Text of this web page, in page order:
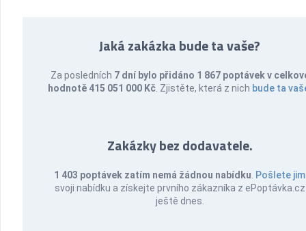
Jaká zakázka bude ta vaše?
Za posledních 7 dní bylo přidáno 1 867 poptávek v
hodnotě 415 051 000 Kč . Zjistěte, která z nich bude ta
Zakázky bez dodavatele.
1 403 poptávek zatím nemá žádnou nabídku Pošlete jim
svoji nabídku a získejte prvního zákazníka z ePoptávka.cz
ještě dnes.